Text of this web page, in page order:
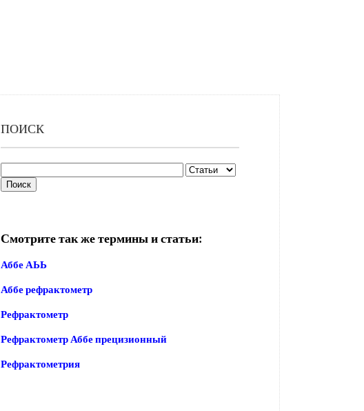
ПОИСК
Смотрите так же термины и статьи:
Аббе АЬЬ
Аббе рефрактометр
Рефрактометр
Рефрактометр Аббе прецизионный
Рефрактометрия